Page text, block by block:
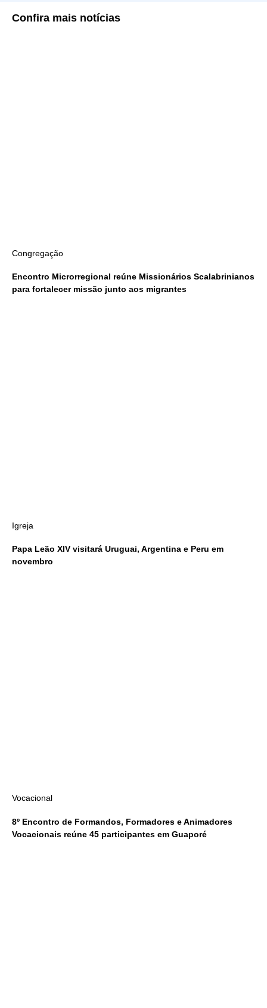
Confira mais notícias
Congregação
Encontro Microrregional reúne Missionários Scalabrinianos
para fortalecer missão junto aos migrantes
Igreja
Papa Leão XIV visitará Uruguai, Argentina e Peru em
novembro
Vocacional
8º Encontro de Formandos, Formadores e Animadores
Vocacionais reúne 45 participantes em Guaporé